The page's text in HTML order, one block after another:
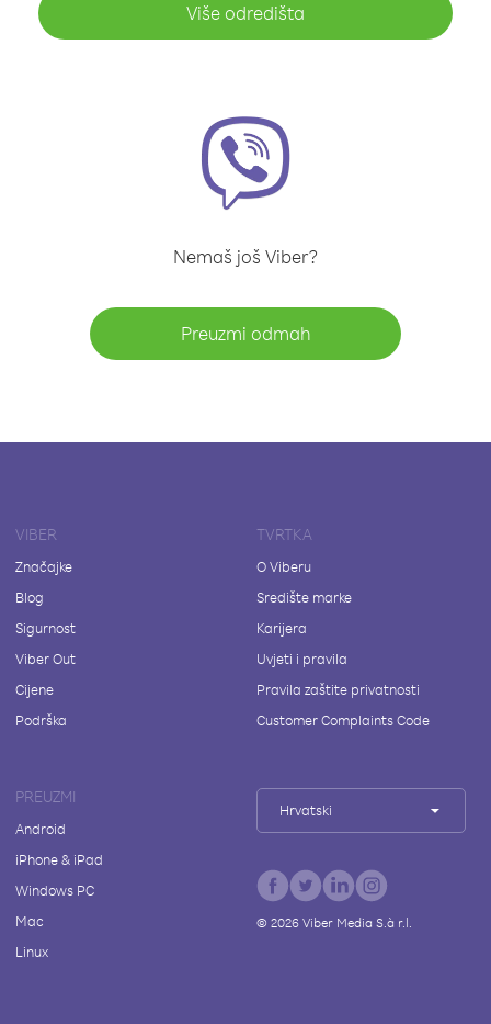
Više odredišta
Nemaš još Viber?
Preuzmi odmah
VIBER
Značajke
Blog
Sigurnost
Viber Out
Cijene
Podrška
TVRTKA
O Viberu
Središte marke
Karijera
Uvjeti i pravila
Pravila zaštite privatnosti
Customer Complaints Code
PREUZMI
Android
iPhone & iPad
Windows PC
Mac
Linux
Hrvatski
© 2026Viber Media S.à r.l.